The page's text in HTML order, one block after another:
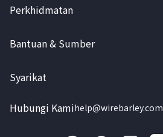
Perkhidmatan
Bantuan & Sumber
Syarikat
Hubungi Kamihelp@wirebarley.com